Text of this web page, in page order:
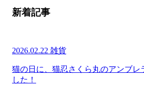
新着記事
2026.02.22 雑貨
猫の日に、猫忍さくら丸のアンブレ
した！